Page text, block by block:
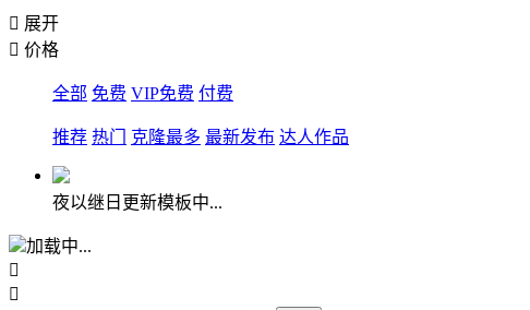
 展开
 价格
全部 免费 VIP免费 付费
推荐 热门 克隆最多 最新发布 达人作品
夜以继日更新模板中...
加载中...

